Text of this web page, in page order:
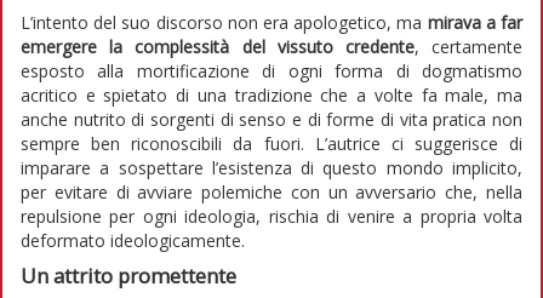
L’intento del suo discorso non era apologetico, ma mirava a far
emergere la complessità del vissuto credente, certamente
esposto alla mortificazione di ogni forma di dogmatismo
acritico e spietato di una tradizione che a volte fa male, ma
anche nutrito di sorgenti di senso e di forme di vita pratica non
sempre ben riconoscibili da fuori. L’autrice ci suggerisce di
imparare a sospettare l’esistenza di questo mondo implicito,
per evitare di avviare polemiche con un avversario che, nella
repulsione per ogni ideologia, rischia di venire a propria volta
deformato ideologicamente.
Un attrito promettente